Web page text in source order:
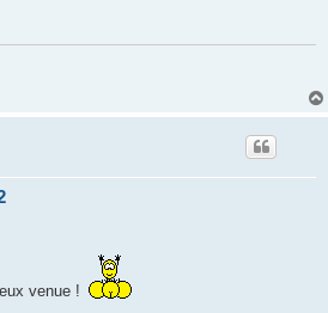
venue !